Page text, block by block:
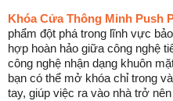
Khóa Cửa Thông Minh Push
phẩm đột phá trong lĩnh vực
hợp hoàn hảo giữa công nghệ
công nghệ nhận dạng khuôn
bạn có thể mở khóa chỉ trong
tay, giúp việc ra vào nhà trở